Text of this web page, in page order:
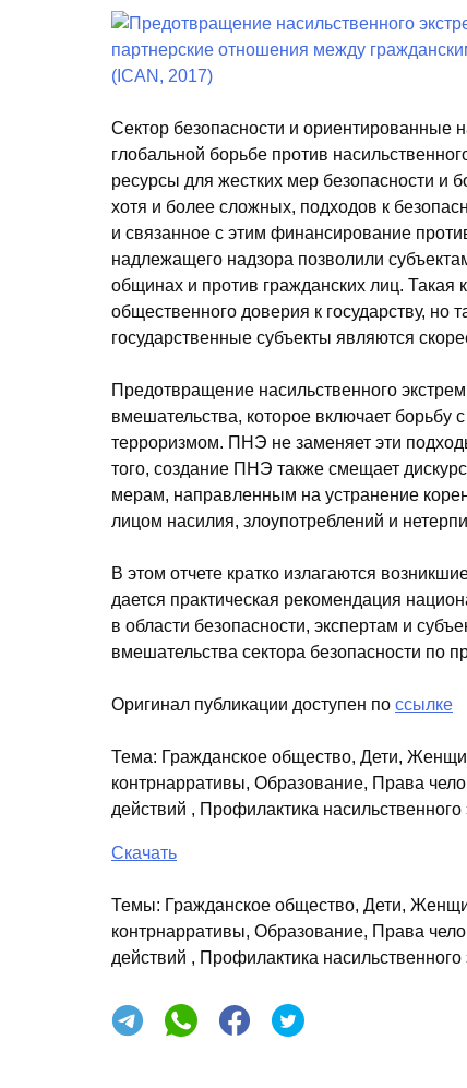
Сектор безопасности и ориентированные
глобальной борьбе против
ресурсы для жестких мер безопасности и
хотя и более сложных, подходов к
и связанное с этим финансирование
надлежащего надзора позволили
общинах и против гражданских лиц. Такая
общественного доверия к государству, но
государственные субъекты являются
Предотвращение насильственного
вмешательства, которое включает борьбу
терроризмом. ПНЭ не заменяет эти
того, создание ПНЭ также смещает
мерам, направленным на устранение
лицом насилия, злоупотреблений и
В этом отчете кратко излагаются
дается практическая рекомендация
в области безопасности, экспертам и
вмешательства сектора безопасности по
Оригинал публикации доступен по ссылке
Тема: Гражданское общество, Дети,
контрнарративы, Образование, Права
действий , Профилактика
Скачать
Темы: Гражданское общество, Дети,
контрнарративы, Образование, Права
действий , Профилактика